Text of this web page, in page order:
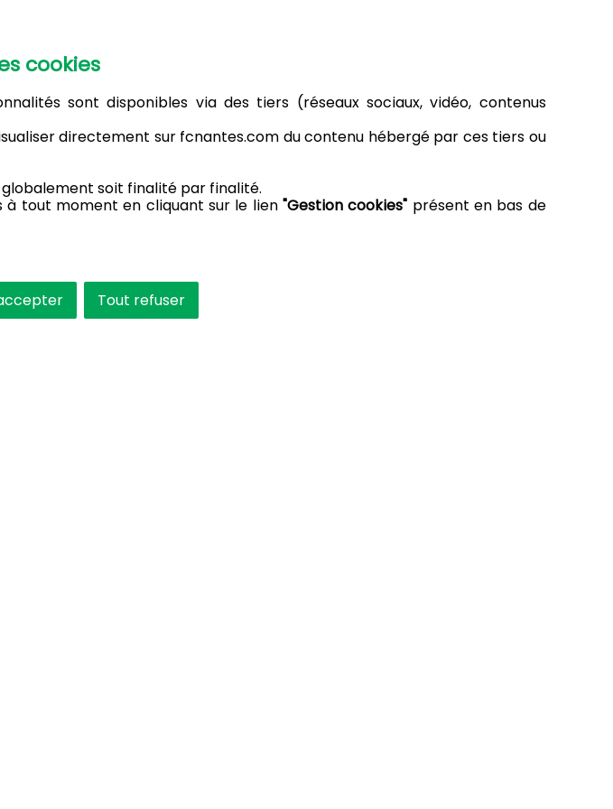
cookies
sont disponibles via des tiers (réseaux sociaux, vidéo, contenus
directement sur fcnantes.com du contenu hébergé par ces tiers ou
soit finalité par finalité.
à tout moment en cliquant sur le lien "Gestion cookies" présent en bas de
Tout refuser